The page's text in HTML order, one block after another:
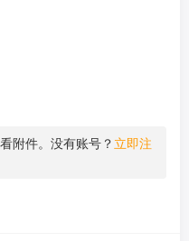
附件。没有账号？ 立即注